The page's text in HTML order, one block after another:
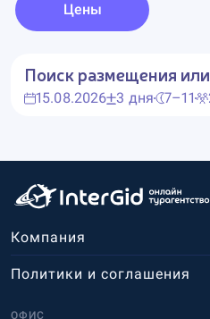
Цены
Поиск размещения
15.08.2026 3 дня 7–11
Компания
ОФИС
Политики и соглашения